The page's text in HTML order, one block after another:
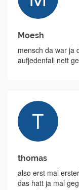
Moesh
mensch da war ja
aufjedenfall nett
thomas
also erst mal
das hatt ja mal